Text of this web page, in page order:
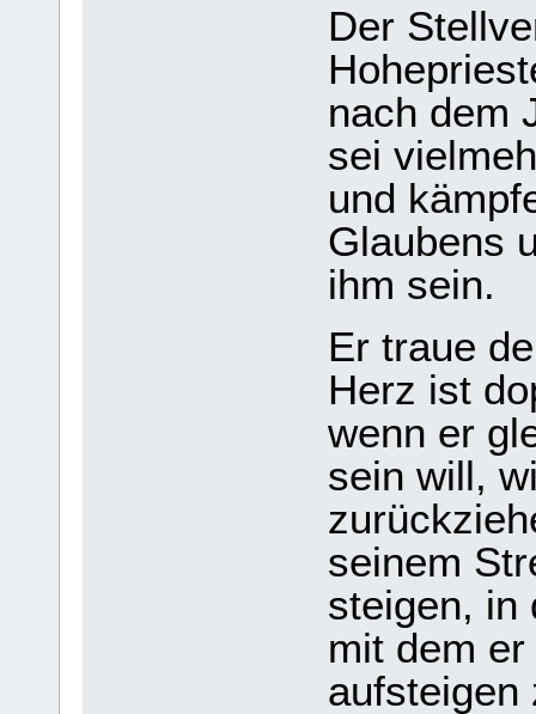
Der
nach dem
sei
und
Glaubens
ihm sein.
Er traue
Herz ist
wenn er
sein will,
seinem
steigen, in
mit dem